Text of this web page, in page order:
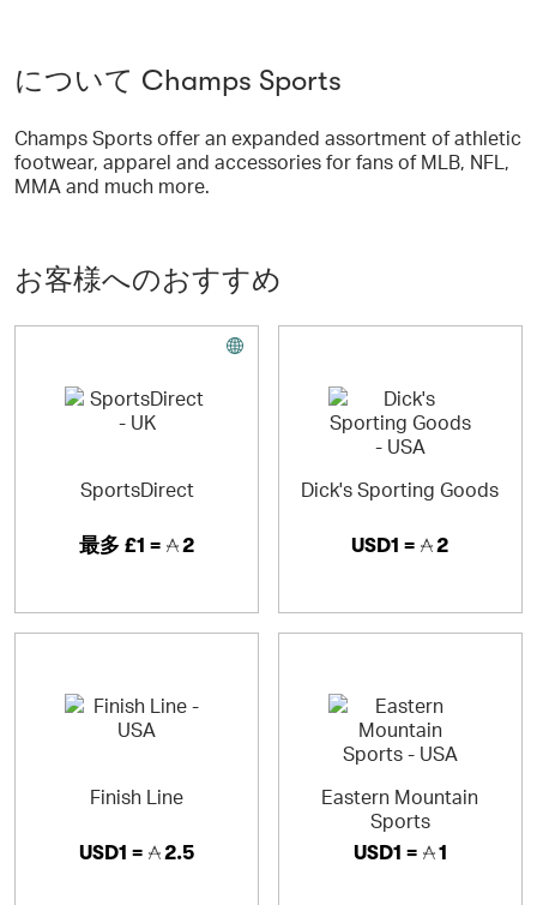
について Champs Sports
Champs Sports offer an expanded assortment of athletic
footwear, apparel and accessories for fans of MLB, NFL,
MMA and much more.
お客様へのおすすめ
SportsDirect
最多 £1 = 2
Dick's Sporting Goods
USD1 = 2
Finish Line
USD1 = 2.5
Eastern Mountain
Sports
USD1 = 1